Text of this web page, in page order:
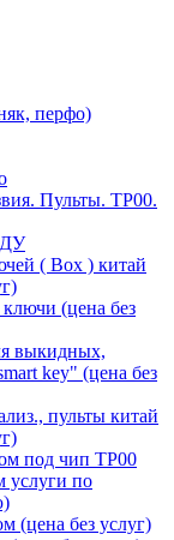
перфо)
Пульты. TP00.
ДУ
( Box ) китай
(цена без
выкидных,
key" (цена без
пульты китай
под чип TP00
услуги по
(цена без услуг)